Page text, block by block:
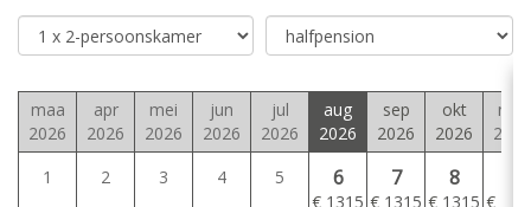
maa
2026
apr
2026
mei
2026
jun
2026
jul
2026
aug
2026
sep
2026
okt
2026
nov
2026
1
2 3 4 5 6
€ 1315
7
€ 1315
8
€ 1315 €